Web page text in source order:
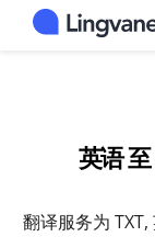
英语
翻译服务为 TXT,